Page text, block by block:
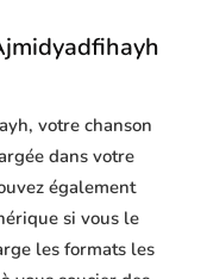
votre chanson
dans votre
également
si vous le
les formats les